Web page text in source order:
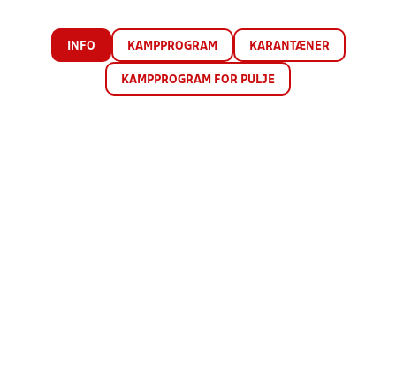
INFO KAMPPROGRAM KARANTÆNER
KAMPPROGRAM FOR PULJE